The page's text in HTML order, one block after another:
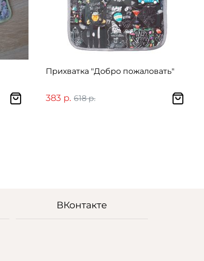
Прихватка "Добро пожаловать"
383 р. 618 р.
ВКонтакте